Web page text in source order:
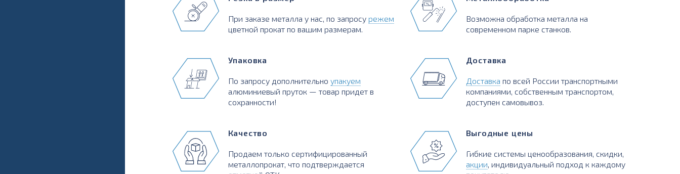
При заказе металла у нас, по запросу режем
цветной прокат по вашим размерам.
Упаковка
По запросу дополнительно упакуем
алюминиевый пруток — товар придет в
сохранности!
Качество
Продаем только сертифицированный
металлопрокат, что подтверждается
Возможна обработка металла на
современном парке станков.
Доставка
Доставка по всей России транспортными
компаниями, собственным транспортом,
доступен самовывоз.
Выгодные цены
Гибкие системы ценообразования, скидки,
акции, индивидуальный подход к каждому